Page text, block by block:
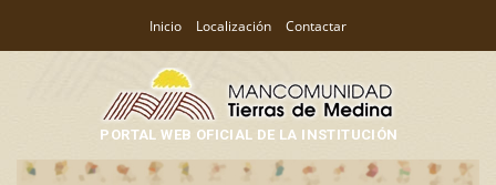
Inicio Localización Contactar
PORTAL WEB OFICIAL DE LA INSTITUCIÓN